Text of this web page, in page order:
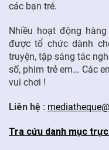
các bạn trẻ.
Nhiều hoạt động
được tổ chức dành
truyện, tập sáng tác
số, phim trẻ em… Các
vui chơi !
Liên hệ :
Tra cứu danh mục